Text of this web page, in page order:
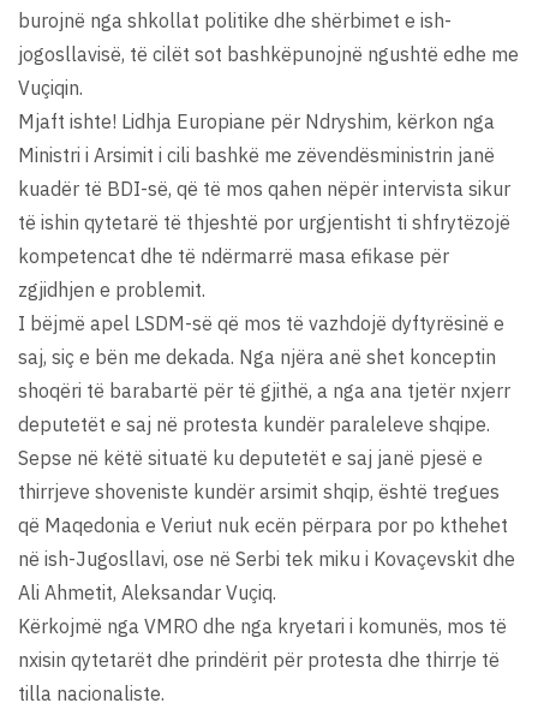
burojnë nga shkollat politike dhe shërbimet e ish-
jogosllavisë, të cilët sot bashkëpunojnë ngushtë edhe me
Vuçiqin.
Mjaft ishte! Lidhja Europiane për Ndryshim, kërkon nga
Ministri i Arsimit i cili bashkë me zëvendësministrin janë
kuadër të BDI-së, që të mos qahen nëpër intervista sikur
të ishin qytetarë të thjeshtë por urgjentisht ti shfrytëzojë
kompetencat dhe të ndërmarrë masa efikase për
zgjidhjen e problemit.
I bëjmë apel LSDM-së që mos të vazhdojë dyftyrësinë e
saj, siç e bën me dekada. Nga njëra anë shet konceptin
shoqëri të barabartë për të gjithë, a nga ana tjetër nxjerr
deputetët e saj në protesta kundër paraleleve shqipe.
Sepse në këtë situatë ku deputetët e saj janë pjesë e
thirrjeve shoveniste kundër arsimit shqip, është tregues
që Maqedonia e Veriut nuk ecën përpara por po kthehet
në ish-Jugosllavi, ose në Serbi tek miku i Kovaçevskit dhe
Ali Ahmetit, Aleksandar Vuçiq.
Kërkojmë nga VMRO dhe nga kryetari i komunës, mos të
nxisin qytetarët dhe prindërit për protesta dhe thirrje të
tilla nacionaliste.